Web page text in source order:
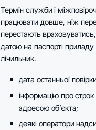
Термін служби і
працювати довше, ніж
перестають
датою на паспорті
лічильник.
дата останньої
інформацію про
адресою об’єкта;
деякі оператори